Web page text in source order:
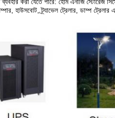
হাউসবোট, ট্র্যাভেল ট্রেলার, ডাম্প